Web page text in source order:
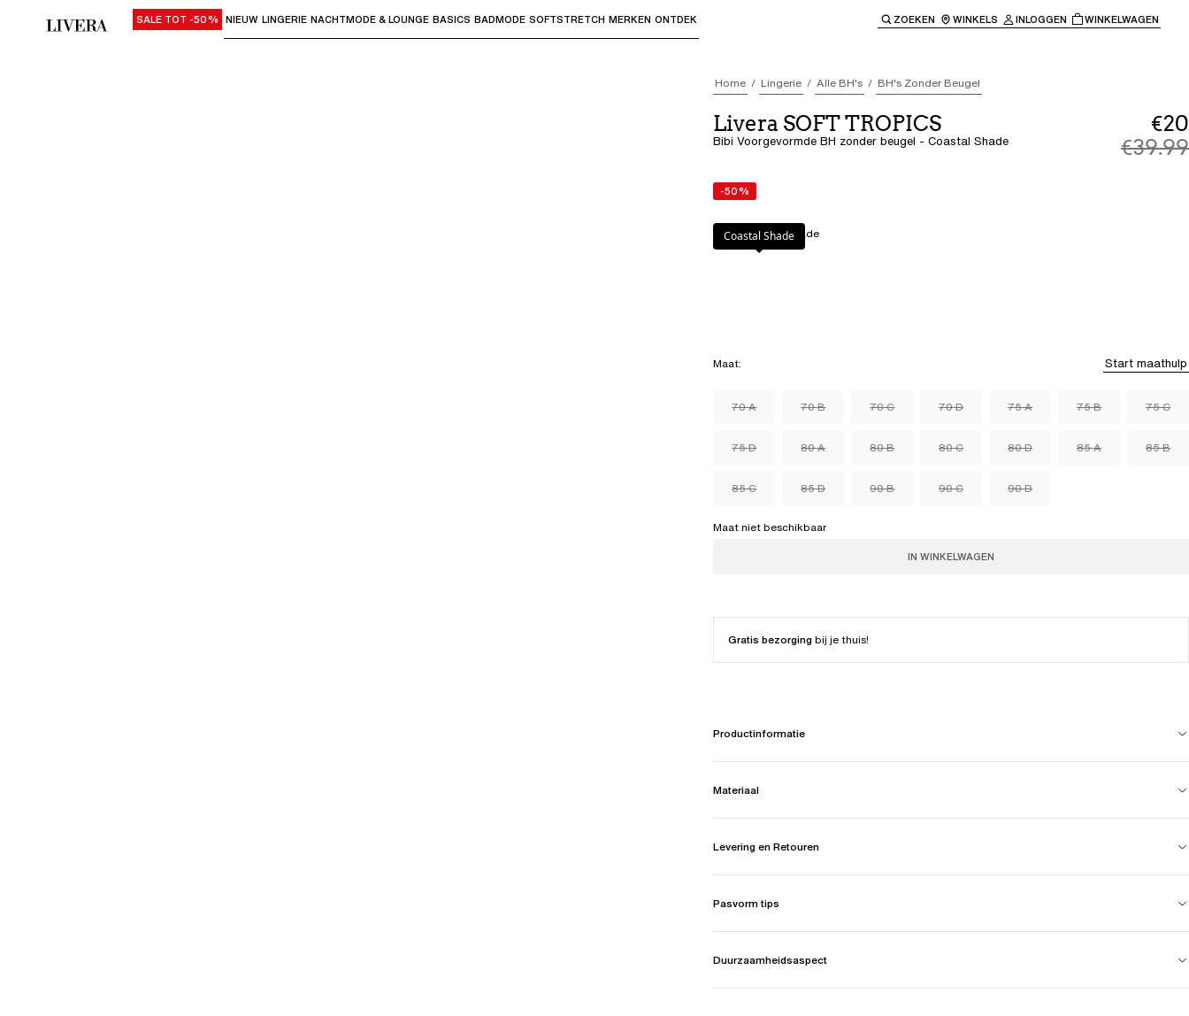
Gebruik "Pijl omlaag" of "Enter" om submenu's te openen en "Pijl omhoog" of "Escape" om terug te keren naar de hoofdnavigatie.
SALE TOT -50% NIEUW LINGERIE NACHTMODE & LOUNGE BASICS BADMODE SOFTSTRETCH MERKEN ONTDEK ZOEKEN WINKELS INLOGGEN WINKELWAGEN
Home Lingerie Alle BH's BH's Zonder Beugel
Livera SOFT TROPICS
Bibi Voorgevormde BH zonder beugel - Coastal Shade
€20
€39.99
-50%
Kleur:Coastal Shade
Coastal Shade
Maat: Start maathulp
70 A 70 B 70 C 70 D 75 A 75 B 75 C
75 D 80 A 80 B 80 C 80 D 85 A 85 B
85 C 85 D 90 B 90 C 90 D
Maat niet beschikbaar
IN WINKELWAGEN
Gratis bezorgingbij je thuis!
Productinformatie
Materiaal
Levering en Retouren
Pasvorm tips
Duurzaamheidsaspect